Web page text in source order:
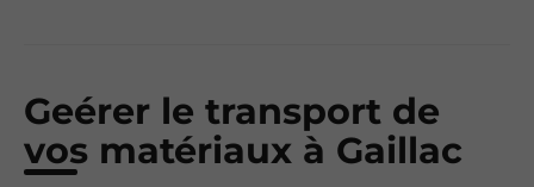
Geérer le transport de
vos matériaux à Gaillac